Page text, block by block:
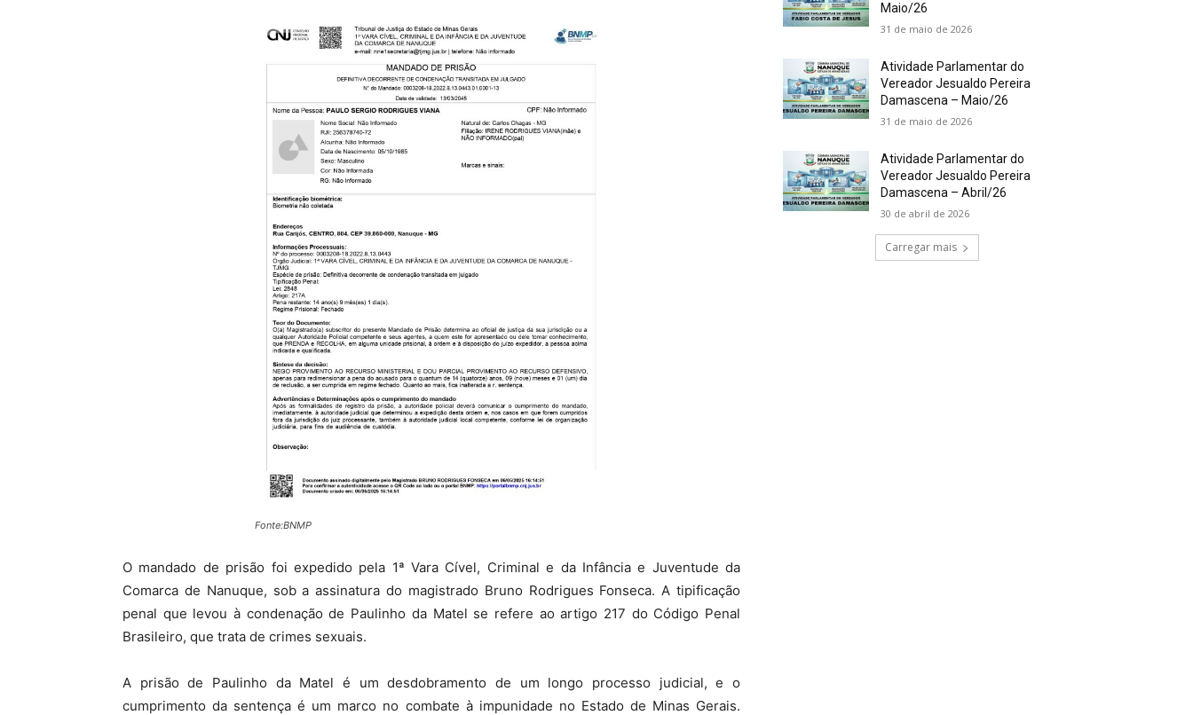
Fonte:BNMP
O mandado de prisão foi expedido pela 1ª Vara Cível, Criminal e da Infância e Juventude da
Comarca de Nanuque, sob a assinatura do magistrado Bruno Rodrigues Fonseca. A tipificação
penal que levou à condenação de Paulinho da Matel se refere ao artigo 217 do Código Penal
Brasileiro, que trata de crimes sexuais.
A prisão de Paulinho da Matel é um desdobramento de um longo processo judicial, e o
cumprimento da sentença é um marco no combate à impunidade no Estado de Minas Gerais.
Maio/26
31 de maio de 2026
Atividade Parlamentar do
Vereador Jesualdo Pereira
Damascena – Maio/26
31 de maio de 2026
Atividade Parlamentar do
Vereador Jesualdo Pereira
Damascena – Abril/26
30 de abril de 2026
Carregar mais